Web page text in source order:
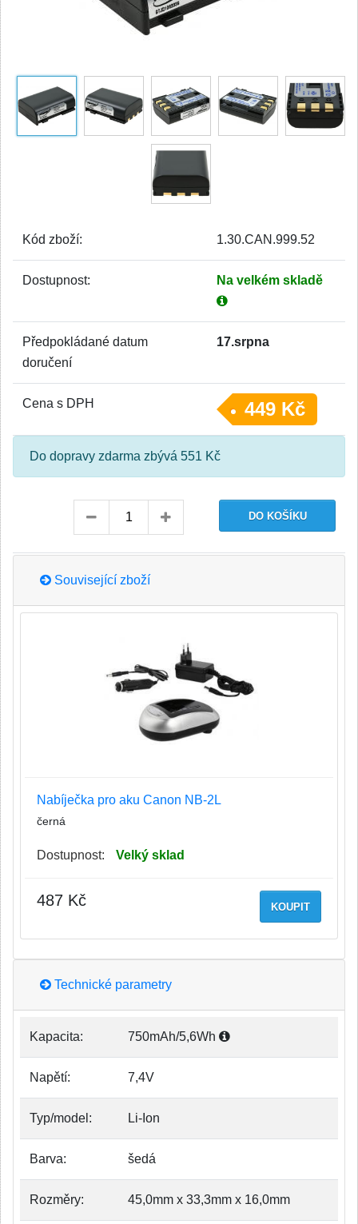
Kód zboží: 1.30.CAN.999.52
Dostupnost: Na velkém skladě
Předpokládané datum
doručení
17.srpna
Cena s DPH 449 Kč
Do dopravy zdarma zbývá 551 Kč
Související zboží
Nabíječka pro aku Canon NB-2L
černá
Dostupnost: Velký sklad
KOUPIT
487 Kč
Technické parametry
Kapacita: 750mAh/5,6Wh
Napětí: 7,4V
Typ/model: Li-Ion
Barva: šedá
Rozměry: 45,0mm x 33,3mm x 16,0mm